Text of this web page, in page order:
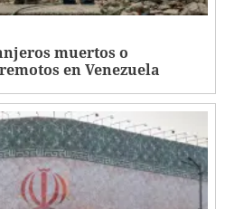
muertos o
en Venezuela